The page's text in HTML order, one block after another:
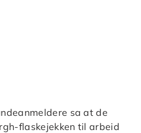
sa at de
flaskejekken til arbeid